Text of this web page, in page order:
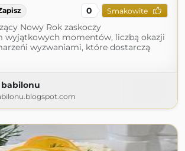
0 Smakowite
Nowy Rok zaskoczy
wyjątkowych momentów, liczbą okazji
wyzwaniami, które dostarczą